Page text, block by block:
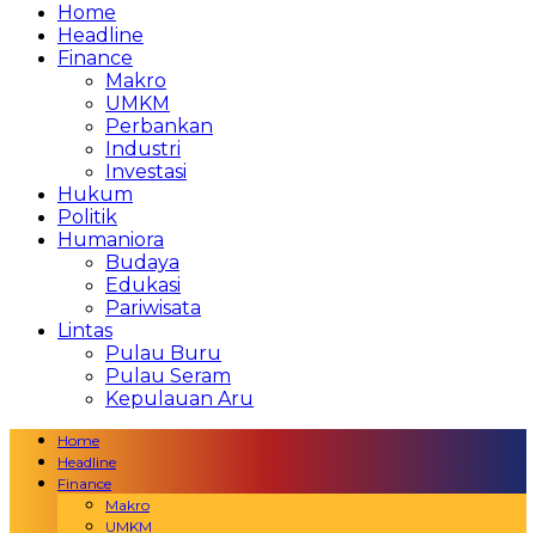
Home
Headline
Finance
Makro
UMKM
Perbankan
Industri
Investasi
Hukum
Politik
Humaniora
Budaya
Edukasi
Pariwisata
Lintas
Pulau Buru
Pulau Seram
Kepulauan Aru
Home
Headline
Finance
Makro
UMKM